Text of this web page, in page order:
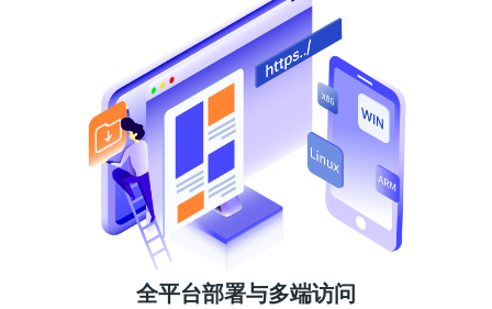
全平台部署与多端访问